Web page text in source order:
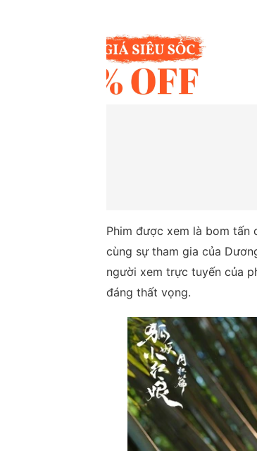
Phim được xem là bom tấn
cùng sự tham gia của
người xem trực tuyến của
đáng thất vọng.